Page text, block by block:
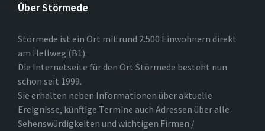
Über Störmede
Störmede ist ein Ort mit rund 2.500 Einwohnern direkt
am Hellweg (B1).
Die Internetseite für den Ort Störmede besteht nun
schon seit 1999.
Sie erhalten neben Informationen über aktuelle
Ereignisse, künftige Termine auch Adressen über alle
Sehenswürdigkeiten und wichtigen Firmen /